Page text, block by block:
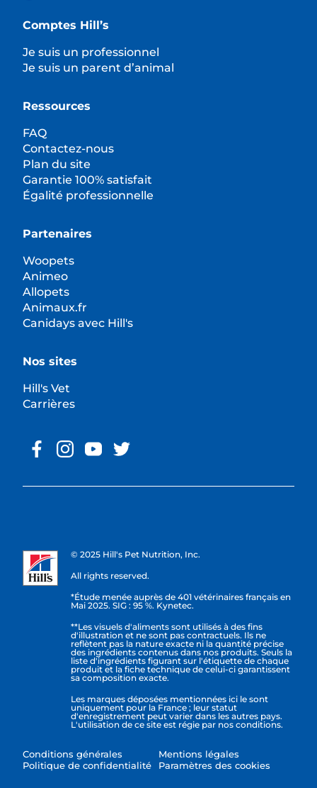
Comptes Hill’s
Je suis un professionnel
Je suis un parent d’animal
Ressources
FAQ
Contactez-nous
Plan du site
Garantie 100% satisfait
Égalité professionnelle
Partenaires
Woopets
Animeo
Allopets
Animaux.fr
Canidays avec Hill's
Nos sites
Hill's Vet
Carrières
© 2025 Hill's Pet Nutrition, Inc.
All rights reserved.
*Étude menée auprès de 401 vétérinaires français en
Mai 2025. SIG : 95 %. Kynetec.
**Les visuels d'aliments sont utilisés à des fins
d'illustration et ne sont pas contractuels. Ils ne
reflètent pas la nature exacte ni la quantité précise
des ingrédients contenus dans nos produits. Seuls la
liste d'ingrédients figurant sur l'étiquette de chaque
produit et la fiche technique de celui-ci garantissent
sa composition exacte.
Les marques déposées mentionnées ici le sont
uniquement pour la France ; leur statut
d'enregistrement peut varier dans les autres pays.
L'utilisation de ce site est régie par nos conditions.
Conditions générales
Politique de confidentialité
Mentions légales
Paramètres des cookies